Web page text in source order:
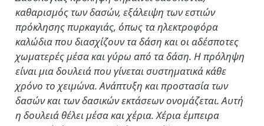
καθαρισμός των δασών, εξάλειψη των εστιών
πρόκλησης πυρκαγιάς, όπως τα ηλεκτροφόρα
καλώδια που διασχίζουν τα δάση και οι αδέσποτες
χωματερές μέσα και γύρω από τα δάση. Η πρόληψη
είναι μια δουλειά που γίνεται συστηματικά κάθε
χρόνο το χειμώνα. Ανάπτυξη και προστασία των
δασών και των δασικών εκτάσεων ονομάζεται. Αυτή
η δουλειά θέλει μέσα και χέρια. Χέρια έμπειρα